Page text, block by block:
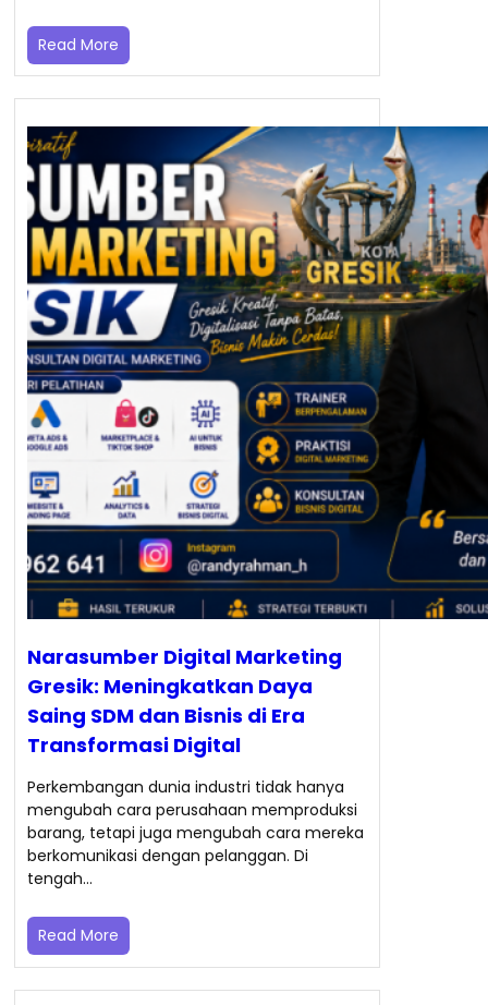
Read More
Narasumber Digital Marketing
Gresik: Meningkatkan Daya
Saing SDM dan Bisnis di Era
Transformasi Digital
Perkembangan dunia industri tidak hanya
mengubah cara perusahaan memproduksi
barang, tetapi juga mengubah cara mereka
berkomunikasi dengan pelanggan. Di
tengah…
Read More